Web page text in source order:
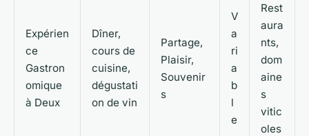
Expérien
ce
Gastron
omique
à Deux
Dîner,
cours de
cuisine,
dégustati
on de vin
Partage,
Plaisir,
Souvenir
s
V
a
ri
a
b
l
e
Rest
aura
nts,
dom
aine
s
vitic
oles